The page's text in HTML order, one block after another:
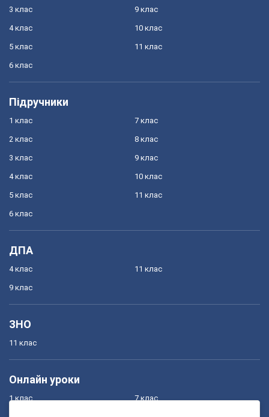
3 клас
4 клас
5 клас
6 клас
9 клас
10 клас
11 клас
Підручники
1 клас
2 клас
3 клас
4 клас
5 клас
6 клас
7 клас
8 клас
9 клас
10 клас
11 клас
ДПА
4 клас
9 клас
11 клас
ЗНО
11 клас
Онлайн уроки
1 клас 7 клас